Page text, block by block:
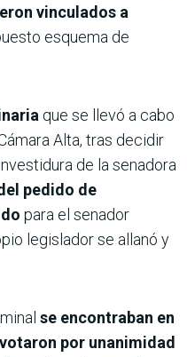
vinculados a
esquema de
que se llevó a cabo
Alta, tras decidir
de la senadora
pedido de
para el senador
legislador se allanó y
se encontraban en
por unanimidad